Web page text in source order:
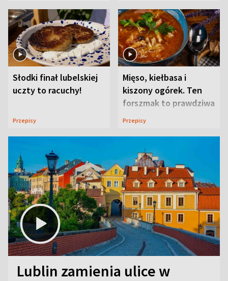
Słodki finał lubelskiej
uczty to racuchy!
Przepisy
Mięso, kiełbasa i
kiszony ogórek. Ten
forszmak to prawdziwa
uczta
Przepisy
Lublin zamienia ulice w